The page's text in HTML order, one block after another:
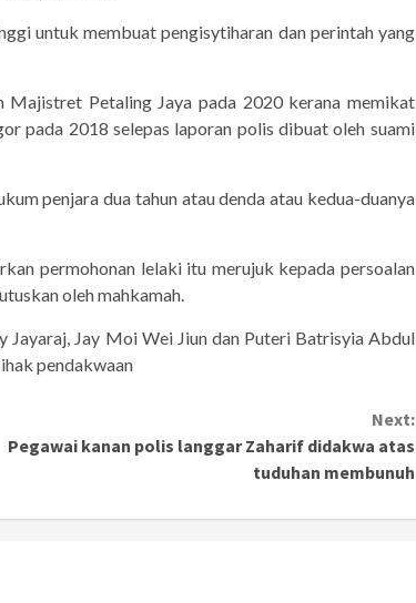
untuk membuat pengisytiharan dan perintah yang
Petaling Jaya pada 2020 kerana memikat
pada 2018 selepas laporan polis dibuat oleh suami
penjara dua tahun atau denda atau kedua-duanya
permohonan lelaki itu merujuk kepada persoalan
oleh mahkamah.
Jay Moi Wei Jiun dan Puteri Batrisyia Abdul
pendakwaan
Next:
Pegawai kanan polis langgar Zaharif didakwa atas
tuduhan membunuh